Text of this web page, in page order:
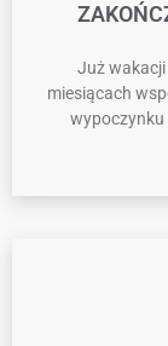
Już wakacji
miesiącach